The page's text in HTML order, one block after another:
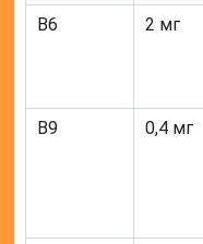
В6 2 мг
В9 0,4 мг